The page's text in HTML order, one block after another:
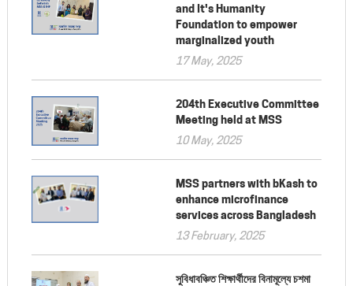
and It's Humanity
Foundation to empower
marginalized youth
17 May, 2025
204th Executive Committee
Meeting held at MSS
10 May, 2025
MSS partners with bKash to
enhance microfinance
services across Bangladesh
13 February, 2025
সুবিধাবঞ্চিত শিক্ষার্থীদের বিনামূল্যে চশমা